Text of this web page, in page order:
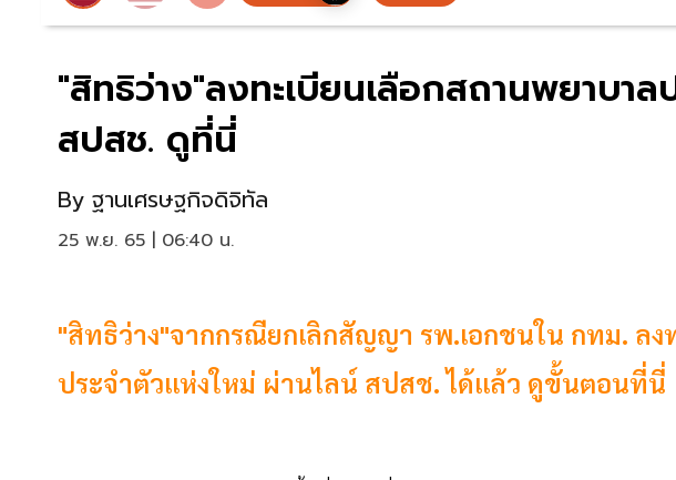
"สิทธิว่าง"ลงทะเบียนเลือกสถานพยาบาล
สปสช. ดูที่นี่
By ฐานเศรษฐกิจดิจิทัล
25 พ.ย. 65 | 06:40 น.
"สิทธิว่าง"จากกรณียกเลิกสัญญา รพ.เอกชนใน กทม. ลง
ประจำตัวแห่งใหม่ ผ่านไลน์ สปสช. ได้แล้ว ดูขั้นตอนที่นี่